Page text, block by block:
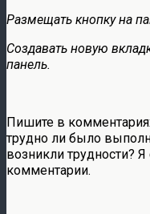
Размещать кнопку на
Создавать новую
панель.
Пишите в
трудно ли было
возникли трудности?
комментарии.